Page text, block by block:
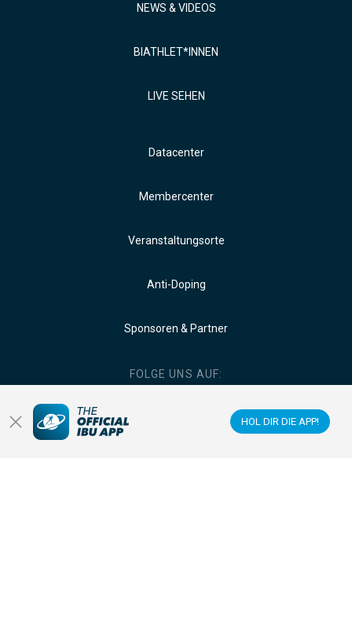
HOL DIR DIE APP!
NEWS & VIDEOS
BIATHLET*INNEN
LIVE SEHEN
Datacenter
Membercenter
Veranstaltungsorte
Anti-Doping
Sponsoren & Partner
FOLGE UNS AUF: